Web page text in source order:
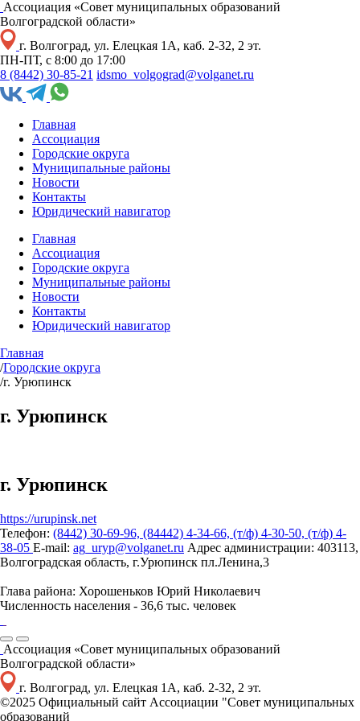
Ассоциация «Совет муниципальных образований
Волгоградской области»
г. Волгоград, ул. Елецкая 1А, каб. 2-32, 2 эт.
ПН-ПТ, с 8:00 до 17:00
8 (8442) 30-85-21 idsmo_volgograd@volganet.ru
Главная
Ассоциация
Городские округа
Муниципальные районы
Новости
Контакты
Юридический навигатор
Главная
Ассоциация
Городские округа
Муниципальные районы
Новости
Контакты
Юридический навигатор
Главная
/Городские округа
/г. Урюпинск
г. Урюпинск
г. Урюпинск
https://urupinsk.net
Телефон: (8442) 30-69-96, (84442) 4-34-66, (т/ф) 4-30-50, (т/ф) 4-
38-05 E-mail: ag_uryp@volganet.ru Адрес администрации: 403113,
Волгоградская область, г.Урюпинск пл.Ленина,3
Глава района: Хорошеньков Юрий Николаевич
Численность населения - 36,6 тыс. человек
Ассоциация «Совет муниципальных образований
Волгоградской области»
г. Волгоград, ул. Елецкая 1А, каб. 2-32, 2 эт.
©2025 Официальный сайт Ассоциации "Совет муниципальных
образований